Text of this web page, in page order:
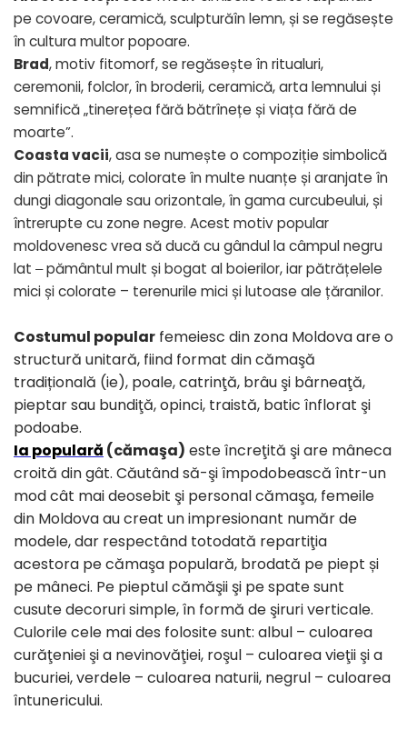
pe covoare, ceramică, sculpturăîn lemn, și se regăsește
în cultura multor popoare.
Brad, motiv fitomorf, se regăsește în ritualuri,
ceremonii, folclor, în broderii, ceramică, arta lemnului și
semnifică „tinerețea fără bătrînețe și viața fără de
moarte”.
Coasta vacii, asa se numește o compoziție simbolică
din pătrate mici, colorate în multe nuanțe și aranjate în
dungi diagonale sau orizontale, în gama curcubeului, și
întrerupte cu zone negre. Acest motiv popular
moldovenesc vrea să ducă cu gândul la câmpul negru
lat ‒ pământul mult și bogat al boierilor, iar pătrățelele
mici și colorate – terenurile mici și lutoase ale țăranilor.
Costumul popular femeiesc din zona Moldova are o
structură unitară, fiind format din cămaşă
tradițională (ie), poale, catrinţă, brâu şi bârneaţă,
pieptar sau bundiţă, opinci, traistă, batic înflorat şi
podoabe.
Ia populară (cămaşa) este încreţită şi are mâneca
croită din gât. Căutând să-şi împodobească într-un
mod cât mai deosebit şi personal cămaşa, femeile
din Moldova au creat un impresionant număr de
modele, dar respectând totodată repartiţia
acestora pe cămaşa populară, brodată pe piept și
pe mâneci. Pe pieptul cămăşii şi pe spate sunt
cusute decoruri simple, în formă de şiruri verticale.
Culorile cele mai des folosite sunt: albul – culoarea
curăţeniei şi a nevinovăţiei, roşul – culoarea vieţii şi a
bucuriei, verdele – culoarea naturii, negrul – culoarea
întunericului.